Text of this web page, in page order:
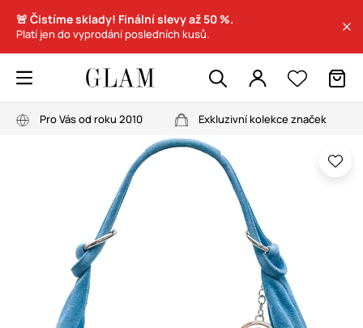
🚨 Čistíme sklady! Finální slevy až 50 %.
Platí jen do vyprodání posledních kusů.
Pro Vás od roku 2010 Exkluzivní kolekce značek